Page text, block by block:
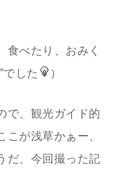
食べたり、おみく
でした
）
で、観光ガイド的
が浅草かぁー、
だ、今回撮った記